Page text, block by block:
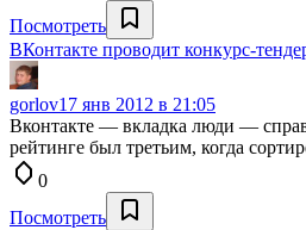
Посмотреть
ВКонтакте проводит конкурс-
gorlov17 янв 2012 в 21:05
Вконтакте — вкладка люди —
рейтинге был третьим, когда
0
Посмотреть